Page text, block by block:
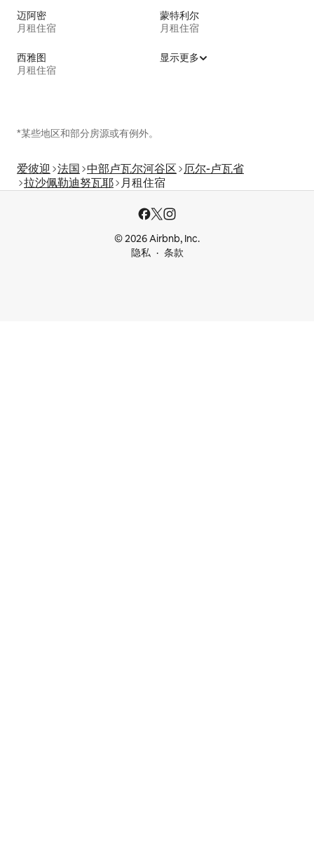
迈阿密
月租住宿
蒙特利尔
月租住宿
西雅图
月租住宿
显示更多
*某些地区和部分房源或有例外。
爱彼迎 法国 中部卢瓦尔河谷区 厄尔-卢瓦省
拉沙佩勒迪努瓦耶 月租住宿
© 2026 Airbnb, Inc.
隐私
条款